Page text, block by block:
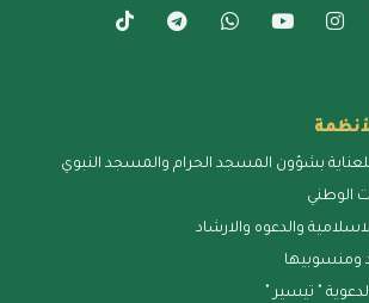
للعناية بشؤون المسجد الحرام والمسجد النبوي
الوطني
والدعوه والارشاد
ومنسوبيها
" تيسير "